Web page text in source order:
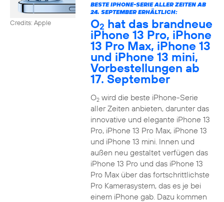
Credits: Apple
BESTE IPHONE-SERIE ALLER ZEITEN AB
24. SEPTEMBER ERHÄLTLICH:
O2 hat das brandneue
iPhone 13 Pro, iPhone
13 Pro Max, iPhone 13
und iPhone 13 mini,
Vorbestellungen ab
17. September
O2wird die beste iPhone-Serie
aller Zeiten anbieten, darunter das
innovative und elegante iPhone 13
Pro, iPhone 13 Pro Max, iPhone 13
und iPhone 13 mini. Innen und
außen neu gestaltet verfügen das
iPhone 13 Pro und das iPhone 13
Pro Max über das fortschrittlichste
Pro Kamerasystem, das es je bei
einem iPhone gab. Dazu kommen